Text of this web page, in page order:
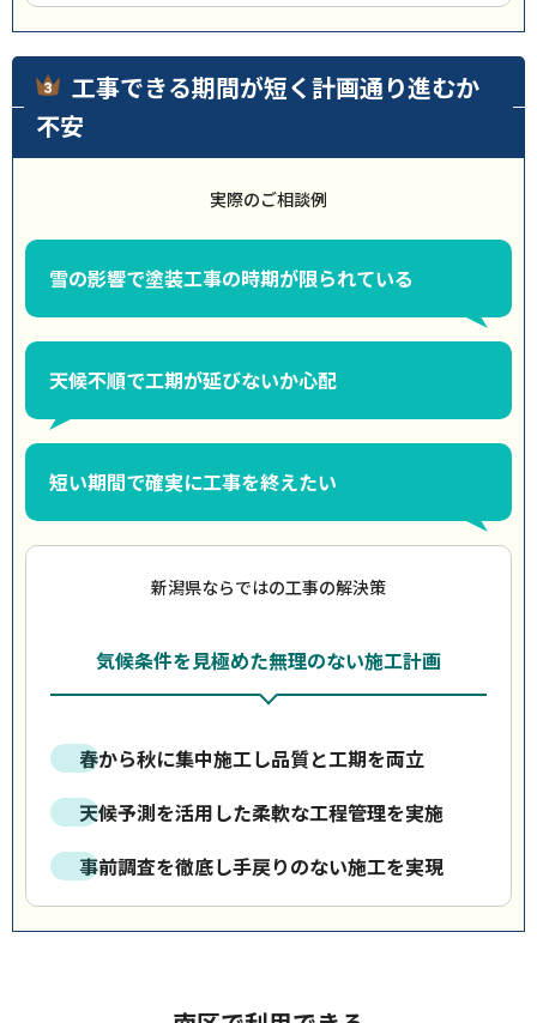
工事できる期間が短く計画通り進むか
不安
実際のご相談例
雪の影響で塗装工事の時期が限られている
天候不順で工期が延びないか心配
短い期間で確実に工事を終えたい
新潟県ならではの工事の解決策
気候条件を見極めた無理のない施工計画
春から秋に集中施工し品質と工期を両立
天候予測を活用した柔軟な工程管理を実施
事前調査を徹底し手戻りのない施工を実現